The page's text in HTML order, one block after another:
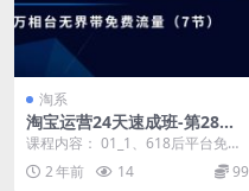
淘系
淘宝运营24天速成班-第28
期：最新万相台无界带免费流
量(7节
课程内容： 01_1、618后平台免费
流量的机制和起新款的运营不同点.
mp4 0...
2 年前 14 99